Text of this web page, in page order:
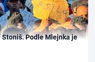
Stoniš. Podle Mlejnka je